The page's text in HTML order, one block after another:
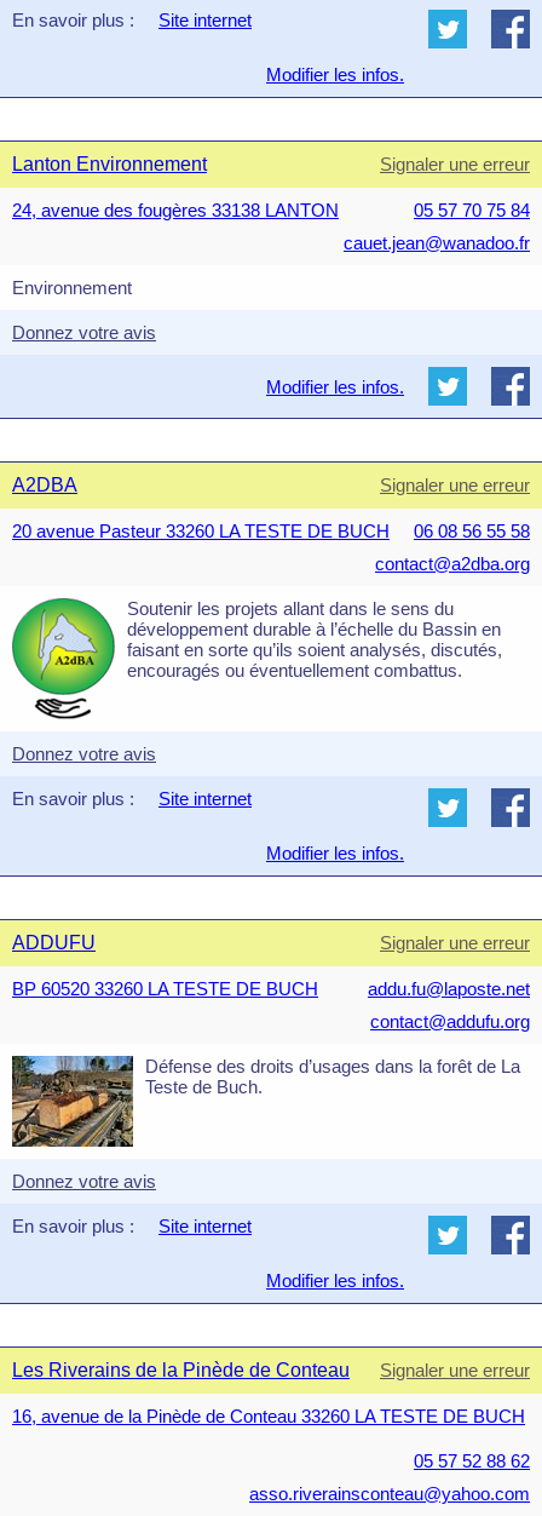
En savoir plus : Site internet
Modifier les infos.
Lanton Environnement Signaler une erreur
24, avenue des fougères 33138 LANTON
05 57 70 75 84
cauet.jean@wanadoo.fr
Environnement
Donnez votre avis
Modifier les infos.
A2DBA Signaler une erreur
20 avenue Pasteur 33260 LA TESTE DE BUCH
06 08 56 55 58
contact@a2dba.org
Soutenir les projets allant dans le sens du
développement durable à l’échelle du Bassin en
faisant en sorte qu’ils soient analysés, discutés,
encouragés ou éventuellement combattus.
Donnez votre avis
En savoir plus : Site internet
Modifier les infos.
ADDUFU Signaler une erreur
BP 60520 33260 LA TESTE DE BUCH
addu.fu@laposte.net
contact@addufu.org
Défense des droits d’usages dans la forêt de La
Teste de Buch.
Donnez votre avis
En savoir plus : Site internet
Modifier les infos.
Les Riverains de la Pinède de Conteau Signaler une erreur
16, avenue de la Pinède de Conteau 33260 LA TESTE DE BUCH
05 57 52 88 62
asso.riverainsconteau@yahoo.com